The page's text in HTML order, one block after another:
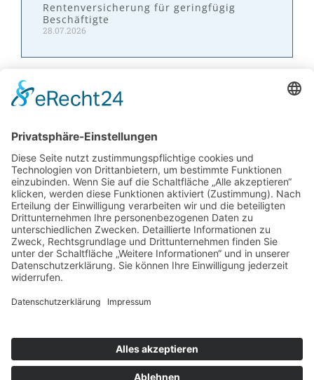
Rentenversicherung für geringfügig
Beschäftigte
28.07.2026
Kontakt
W&P Steuerberatungsgesellschaft mbH & Co.
KG
05223 160002
info@wp-steuerberatung.de
8:00 – 17:00
Fr.8:00 – 15:00